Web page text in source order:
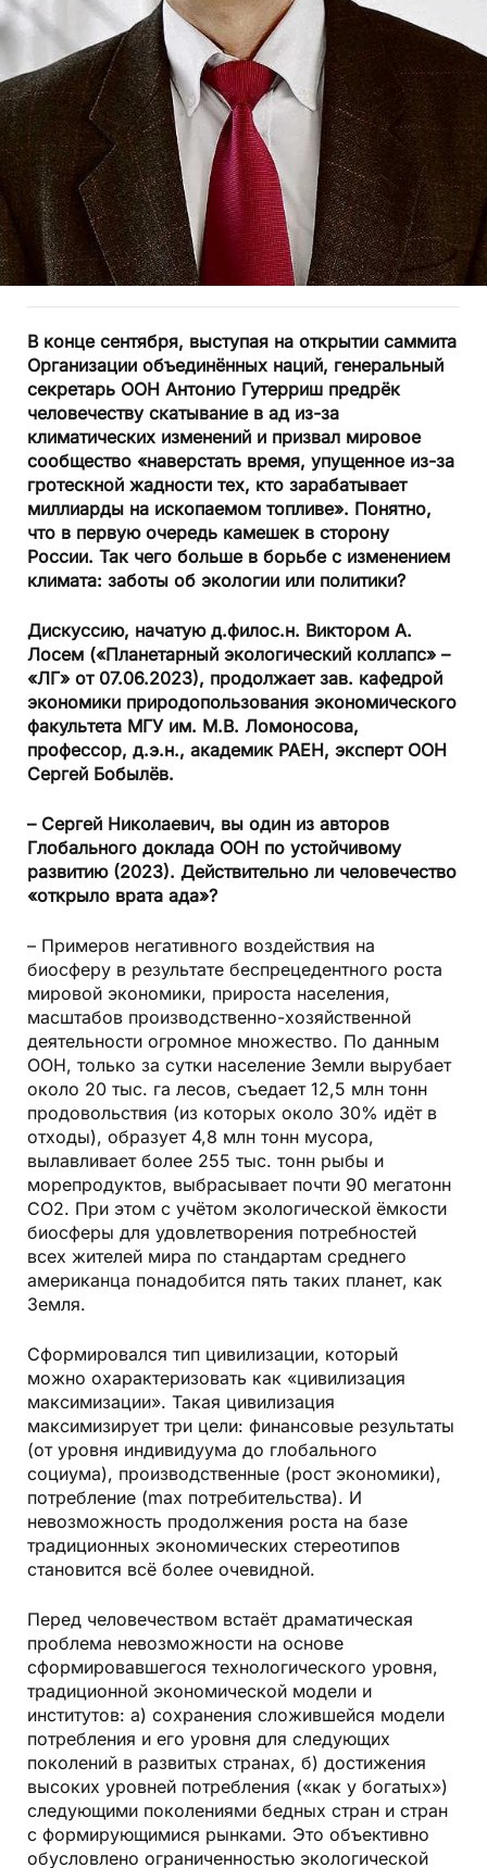
В конце сентября, выступая на открытии саммита
Организации объединённых наций, генеральный
секретарь ООН Антонио Гутерриш предрёк
человечеству скатывание в ад из-за
климатических изменений и призвал мировое
сообщество «наверстать время, упущенное из-за
гротескной жадности тех, кто зарабатывает
миллиарды на ископаемом топливе». Понятно,
что в первую очередь камешек в сторону
России. Так чего больше в борьбе с изменением
климата: заботы об экологии или политики?
Дискуссию, начатую д.филос.н. Виктором А.
Лосем («Планетарный экологический коллапс» –
«ЛГ» от 07.06.2023), продолжает зав. кафедрой
экономики природопользования экономического
факультета МГУ им. М.В. Ломоносова,
профессор, д.э.н., академик РАЕН, эксперт ООН
Сергей Бобылёв.
– Сергей Николаевич, вы один из авторов
Глобального доклада ООН по устойчивому
развитию (2023). Действительно ли человечество
«открыло врата ада»?
– Примеров негативного воздействия на
биосферу в результате беспрецедентного роста
мировой экономики, прироста населения,
масштабов производственно-хозяйственной
деятельности огромное множество. По данным
ООН, только за сутки население Земли вырубает
около 20 тыс. га лесов, съедает 12,5 млн тонн
продовольствия (из которых около 30% идёт в
отходы), образует 4,8 млн тонн мусора,
вылавливает более 255 тыс. тонн рыбы и
морепродуктов, выбрасывает почти 90 мегатонн
СО2. При этом с учётом экологической ёмкости
биосферы для удовлетворения потребностей
всех жителей мира по стандартам среднего
американца понадобится пять таких планет, как
Земля.
Сформировался тип цивилизации, который
можно охарактеризовать как «цивилизация
максимизации». Такая цивилизация
максимизирует три цели: финансовые результаты
(от уровня индивидуума до глобального
социума), производственные (рост экономики),
потребление (max потребительства). И
невозможность продолжения роста на базе
традиционных экономических стереотипов
становится всё более очевидной.
Перед человечеством встаёт драматическая
проблема невозможности на основе
сформировавшегося технологического уровня,
традиционной экономической модели и
институтов: а) сохранения сложившейся модели
потребления и его уровня для следующих
поколений в развитых странах, б) достижения
высоких уровней потребления («как у богатых»)
следующими поколениями бедных стран и стран
с формирующимися рынками. Это объективно
обусловлено ограниченностью экологической